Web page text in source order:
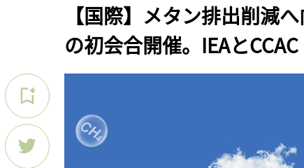
【国際】メタン排出削減
の初会合開催。IEAとCCAC